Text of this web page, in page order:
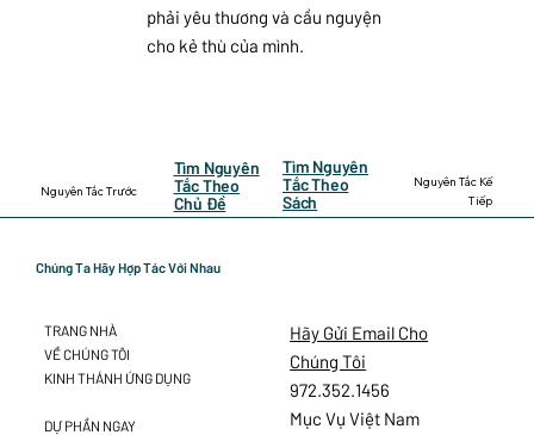
Nguyên Tắc Trước
Tìm Nguyên
Tắc Theo
Chủ Đề
Tìm Nguyên
Tắc Theo
Sách
Nguyên Tắc Kế
Tiếp
phải yêu thương và cầu nguyện
cho kẻ thù của mình.
Chúng Ta Hãy Hợp Tác Với Nhau
Hãy Gửi Email Cho
Chúng Tôi
972.352.1456
Mục Vụ Việt Nam
TRANG NHÀ
VỀ CHÚNG TÔI
KINH THÁNH ỨNG DỤNG
DỰ PHẦN NGAY